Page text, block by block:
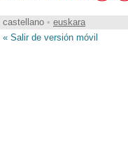
castellano • euskara
« Salir de versión móvil